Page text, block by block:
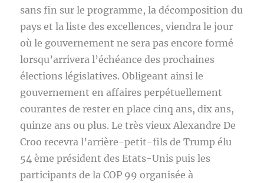
sans fin sur le programme, la décomposition du
pays et la liste des excellences, viendra le jour
où le gouvernement ne sera pas encore formé
lorsqu’arrivera l’échéance des prochaines
élections législatives. Obligeant ainsi le
gouvernement en affaires perpétuellement
courantes de rester en place cinq ans, dix ans,
quinze ans ou plus. Le très vieux Alexandre De
Croo recevra l’arrière-petit-fils de Trump élu
54 ème président des Etats-Unis puis les
participants de la COP 99 organisée à